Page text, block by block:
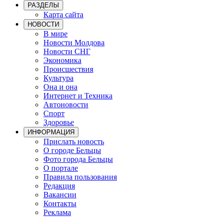
РАЗДЕЛЫ
Карта сайта
НОВОСТИ
В мире
Новости Молдова
Новости СНГ
Экономика
Происшествия
Культура
Она и она
Интернет и Техника
Автоновости
Спорт
Здоровье
ИНФОРМАЦИЯ
Прислать новость
О городе Бельцы
Фото города Бельцы
О портале
Правила пользования
Редакция
Вакансии
Контакты
Реклама